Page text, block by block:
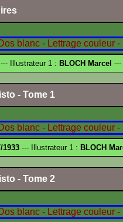
Illustrateur 1 : BLOCH Marcel ---
- Tome 1
1933 --- Illustrateur 1 : BLOCH
- Tome 2